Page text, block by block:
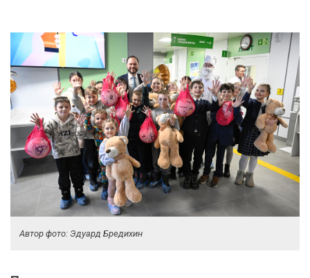
Автор фото: Эдуард Бредихин